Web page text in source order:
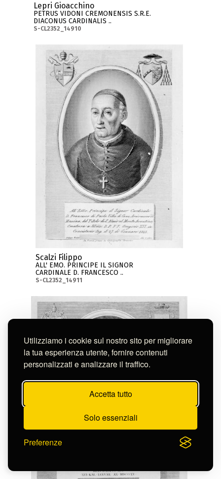
Utilizziamo i cookie sul nostro sito per migliorare
la tua esperienza utente, fornire contenuti
personalizzati e analizzare il traffico.
Accetta tutto
Solo essenziali
Preferenze
Lepri Gioacchino
PETRUS VIDONI CREMONENSIS S.R.E.
DIACONUS CARDINALIS ..
S-CL2352_14910
Scalzi Filippo
ALL' EMO. PRINCIPE IL SIGNOR
CARDINALE D. FRANCESCO ..
S-CL2352_14911